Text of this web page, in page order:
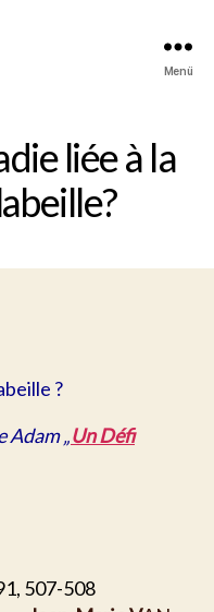
Menü
liée à la
?
Adam „Un Défi
507-508